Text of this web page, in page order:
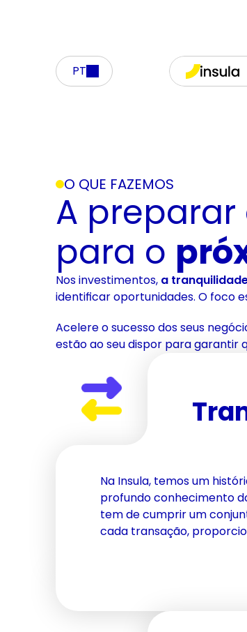
PT
O QUE FAZEMOS
A
para o
Nos investimentos, a
identificar oportunidades. O foco
Acelere o sucesso dos seus
estão ao seu dispor para garantir
Na Insula, temos um
profundo conhecimento
tem de cumprir um
cada transação,